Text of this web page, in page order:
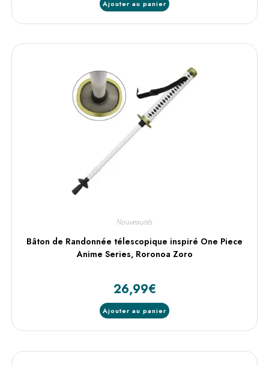
Ajouter au panier
Nouveautés
Bâton de Randonnée télescopique inspiré One Piece
Anime Series, Roronoa Zoro
26,99€
Ajouter au panier